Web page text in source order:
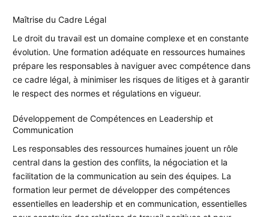
Maîtrise du Cadre Légal
Le droit du travail est un domaine complexe et en constante
évolution. Une formation adéquate en ressources humaines
prépare les responsables à naviguer avec compétence dans
ce cadre légal, à minimiser les risques de litiges et à garantir
le respect des normes et régulations en vigueur.
Développement de Compétences en Leadership et
Communication
Les responsables des ressources humaines jouent un rôle
central dans la gestion des conflits, la négociation et la
facilitation de la communication au sein des équipes. La
formation leur permet de développer des compétences
essentielles en leadership et en communication, essentielles